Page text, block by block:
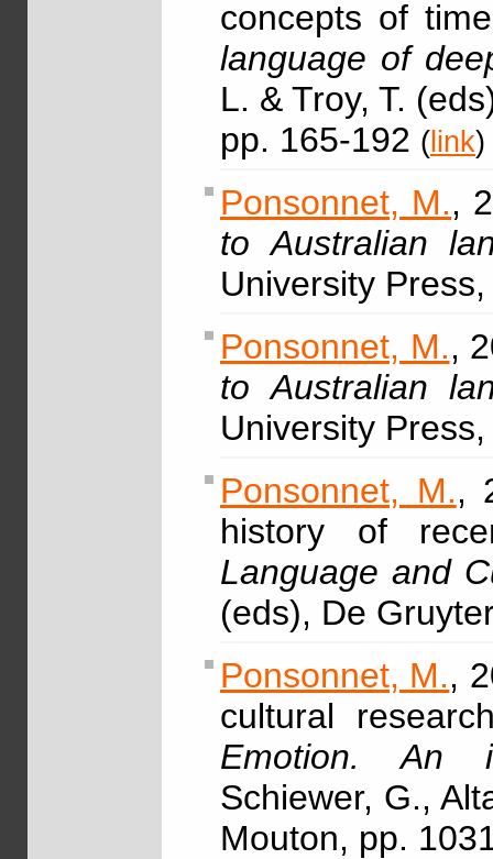
concepts of
language of
L. & Troy, T.
pp. 165-192 ( link)
Ponsonnet, M.,
to Australian
University
Ponsonnet, M.,
to Australian
University
Ponsonnet, M.,
history of
Language and
(eds), De
Ponsonnet, M.,
cultural
Emotion. An
Schiewer, G.,
Mouton, pp.